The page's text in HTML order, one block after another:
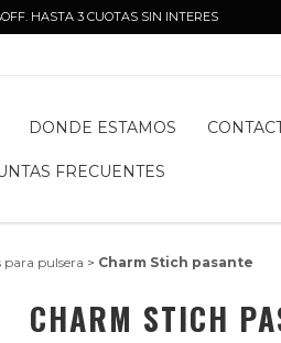
HASTA 3 CUOTAS SIN INTERES
DONDE ESTAMOS
FRECUENTES
para pulsera > Charm Stich pasante
CHARM STICH